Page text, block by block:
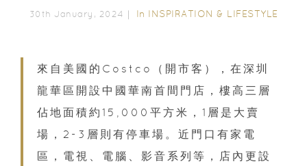
30th January, 2024｜ In INSPIRATION & LIFESTYLE
來自美國的Costco（開市客），在深圳
龍華區開設中國華南首間門店，樓高三層
佔地面積約15,000平方米，1層是大賣
場，2-3層則有停車場。近門口有家電
區，電視、電腦、影音系列等，店內更設